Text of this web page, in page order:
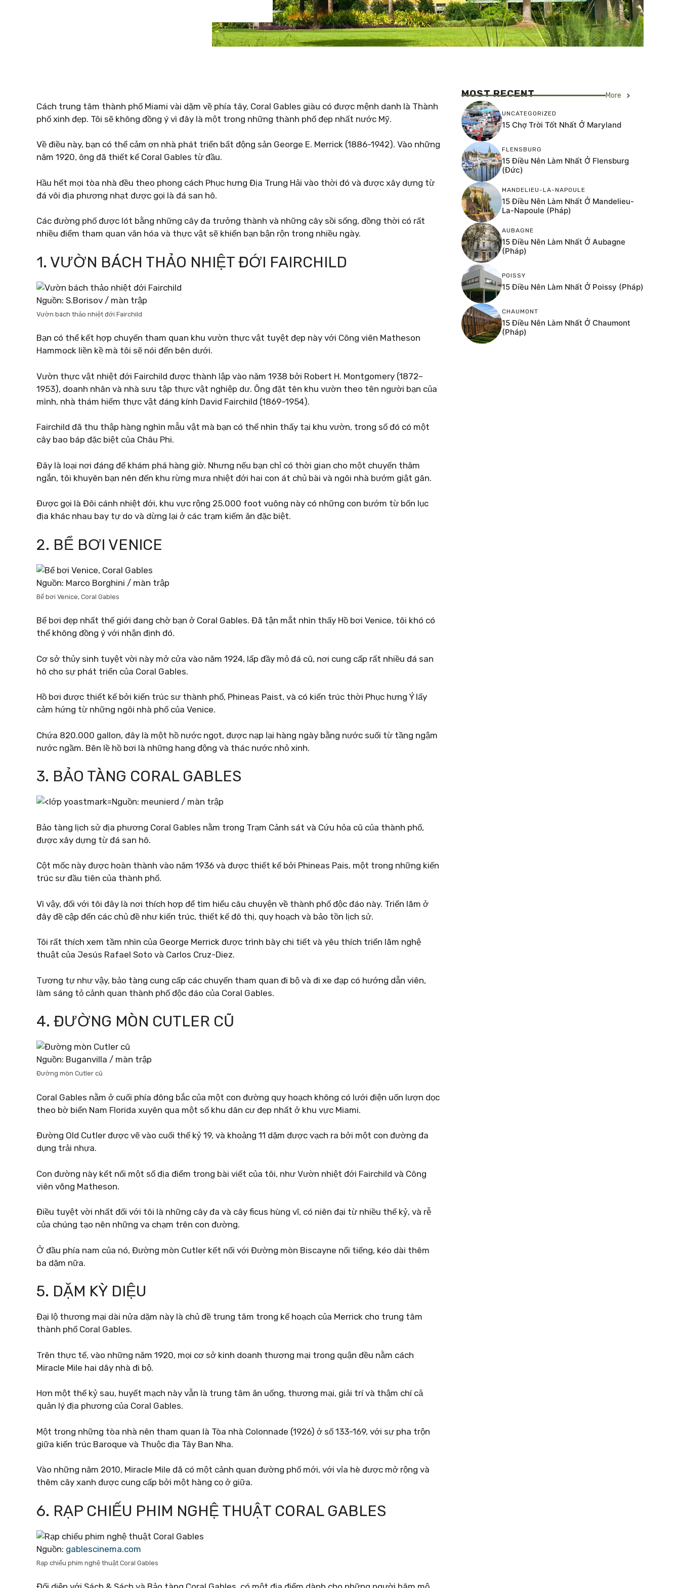
Cách trung tâm thành phố Miami vài dặm về phía tây, Coral Gables giàu có được mệnh danh là Thành
phố xinh đẹp. Tôi sẽ không đồng ý vì đây là một trong những thành phố đẹp nhất nước Mỹ.
Về điều này, bạn có thể cảm ơn nhà phát triển bất động sản George E. Merrick (1886-1942). Vào những
năm 1920, ông đã thiết kế Coral Gables từ đầu.
Hầu hết mọi tòa nhà đều theo phong cách Phục hưng Địa Trung Hải vào thời đó và được xây dựng từ
đá vôi địa phương nhạt được gọi là đá san hô.
Các đường phố được lót bằng những cây đa trưởng thành và những cây sồi sống, đồng thời có rất
nhiều điểm tham quan văn hóa và thực vật sẽ khiến bạn bận rộn trong nhiều ngày.
1. VƯỜN BÁCH THẢO NHIỆT ĐỚI FAIRCHILD
Nguồn: S.Borisov / màn trập
Vườn bách thảo nhiệt đới Fairchild
Bạn có thể kết hợp chuyến tham quan khu vườn thực vật tuyệt đẹp này với Công viên Matheson
Hammock liền kề mà tôi sẽ nói đến bên dưới.
Vườn thực vật nhiệt đới Fairchild được thành lập vào năm 1938 bởi Robert H. Montgomery (1872–
1953), doanh nhân và nhà sưu tập thực vật nghiệp dư. Ông đặt tên khu vườn theo tên người bạn của
mình, nhà thám hiểm thực vật đáng kính David Fairchild (1869–1954).
Fairchild đã thu thập hàng nghìn mẫu vật mà bạn có thể nhìn thấy tại khu vườn, trong số đó có một
cây bao báp đặc biệt của Châu Phi.
Đây là loại nơi đáng để khám phá hàng giờ. Nhưng nếu bạn chỉ có thời gian cho một chuyến thăm
ngắn, tôi khuyên bạn nên đến khu rừng mưa nhiệt đới hai con át chủ bài và ngôi nhà bướm giật gân.
Được gọi là Đôi cánh nhiệt đới, khu vực rộng 25.000 foot vuông này có những con bướm từ bốn lục
địa khác nhau bay tự do và dừng lại ở các trạm kiếm ăn đặc biệt.
2. BỂ BƠI VENICE
Nguồn: Marco Borghini / màn trập
Bể bơi Venice, Coral Gables
Bể bơi đẹp nhất thế giới đang chờ bạn ở Coral Gables. Đã tận mắt nhìn thấy Hồ bơi Venice, tôi khó có
thể không đồng ý với nhận định đó.
Cơ sở thủy sinh tuyệt vời này mở cửa vào năm 1924, lấp đầy mỏ đá cũ, nơi cung cấp rất nhiều đá san
hô cho sự phát triển của Coral Gables.
Hồ bơi được thiết kế bởi kiến ​​trúc sư thành phố, Phineas Paist, và có kiến ​​trúc thời Phục hưng Ý lấy
cảm hứng từ những ngôi nhà phố của Venice.
Chứa 820.000 gallon, đây là một hồ nước ngọt, được nạp lại hàng ngày bằng nước suối từ tầng ngậm
nước ngầm. Bên lề hồ bơi là những hang động và thác nước nhỏ xinh.
3. BẢO TÀNG CORAL GABLES
Nguồn: meunierd / màn trập
Bảo tàng lịch sử địa phương Coral Gables nằm trong Trạm Cảnh sát và Cứu hỏa cũ của thành phố,
được xây dựng từ đá san hô.
Cột mốc này được hoàn thành vào năm 1936 và được thiết kế bởi Phineas Pais, một trong những kiến ​​
trúc sư đầu tiên của thành phố.
Vì vậy, đối với tôi đây là nơi thích hợp để tìm hiểu câu chuyện về thành phố độc đáo này. Triển lãm ở
đây đề cập đến các chủ đề như kiến ​​trúc, thiết kế đô thị, quy hoạch và bảo tồn lịch sử.
Tôi rất thích xem tầm nhìn của George Merrick được trình bày chi tiết và yêu thích triển lãm nghệ
thuật của Jesús Rafael Soto và Carlos Cruz-Diez.
Tương tự như vậy, bảo tàng cung cấp các chuyến tham quan đi bộ và đi xe đạp có hướng dẫn viên,
làm sáng tỏ cảnh quan thành phố độc đáo của Coral Gables.
4. ĐƯỜNG MÒN CUTLER CŨ
Nguồn: Buganvilla / màn trập
Đường mòn Cutler cũ
Coral Gables nằm ở cuối phía đông bắc của một con đường quy hoạch không có lưới điện uốn lượn dọc
theo bờ biển Nam Florida xuyên qua một số khu dân cư đẹp nhất ở khu vực Miami.
Đường Old Cutler được vẽ vào cuối thế kỷ 19, và khoảng 11 dặm được vạch ra bởi một con đường đa
dụng trải nhựa.
Con đường này kết nối một số địa điểm trong bài viết của tôi, như Vườn nhiệt đới Fairchild và Công
viên võng Matheson.
Điều tuyệt vời nhất đối với tôi là những cây đa và cây ficus hùng vĩ, có niên đại từ nhiều thế kỷ, và rễ
của chúng tạo nên những va chạm trên con đường.
Ở đầu phía nam của nó, Đường mòn Cutler kết nối với Đường mòn Biscayne nổi tiếng, kéo dài thêm
ba dặm nữa.
5. DẶM KỲ DIỆU
Đại lộ thương mại dài nửa dặm này là chủ đề trung tâm trong kế hoạch của Merrick cho trung tâm
thành phố Coral Gables.
Trên thực tế, vào những năm 1920, mọi cơ sở kinh doanh thương mại trong quận đều nằm cách
Miracle Mile hai dãy nhà đi bộ.
Hơn một thế kỷ sau, huyết mạch này vẫn là trung tâm ăn uống, thương mại, giải trí và thậm chí cả
quản lý địa phương của Coral Gables.
Một trong những tòa nhà nên tham quan là Tòa nhà Colonnade (1926) ở số 133-169, với sự pha trộn
giữa kiến ​​trúc Baroque và Thuộc địa Tây Ban Nha.
Vào những năm 2010, Miracle Mile đã có một cảnh quan đường phố mới, với vỉa hè được mở rộng và
thêm cây xanh được cung cấp bởi một hàng cọ ở giữa.
6. RẠP CHIẾU PHIM NGHỆ THUẬT CORAL GABLES
Nguồn: gablescinema.com
Rạp chiếu phim nghệ thuật Coral Gables
MOST RECENT More
UNCATEGORIZED
15 Chợ Trời Tốt Nhất Ở Maryland
FLENSBURG
15 Điều Nên Làm Nhất Ở Flensburg
(Đức)
MANDELIEU-LA-NAPOULE
15 Điều Nên Làm Nhất Ở Mandelieu-
La-Napoule (Pháp)
AUBAGNE
15 Điều Nên Làm Nhất Ở Aubagne
(Pháp)
POISSY
15 Điều Nên Làm Nhất Ở Poissy (Pháp)
CHAUMONT
15 Điều Nên Làm Nhất Ở Chaumont
(Pháp)